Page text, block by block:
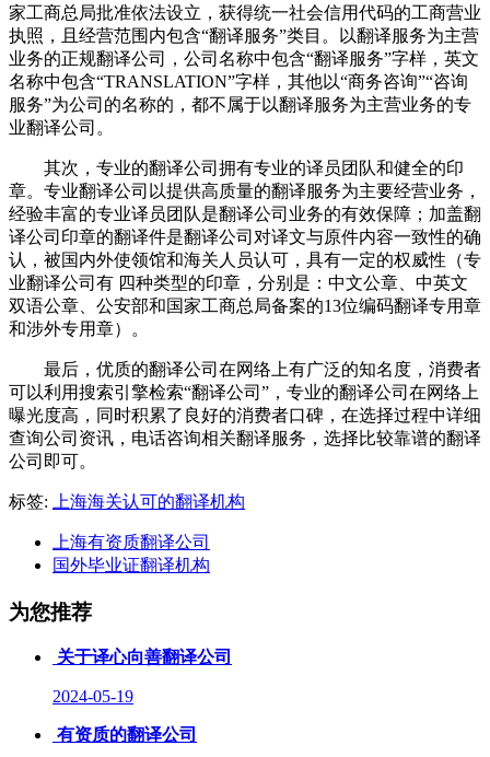
家工商总局批准依法设立，获得统一社会信用代码的工商营业
执照，且经营范围内包含“翻译服务”类目。以翻译服务为主营
业务的正规翻译公司，公司名称中包含“翻译服务”字样，英文
名称中包含“TRANSLATION”字样，其他以“商务咨询”“咨询
服务”为公司的名称的，都不属于以翻译服务为主营业务的专
业翻译公司。
其次，专业的翻译公司拥有专业的译员团队和健全的印
章。专业翻译公司以提供高质量的翻译服务为主要经营业务，
经验丰富的专业译员团队是翻译公司业务的有效保障；加盖翻
译公司印章的翻译件是翻译公司对译文与原件内容一致性的确
认，被国内外使领馆和海关人员认可，具有一定的权威性（专
业翻译公司有 四种类型的印章，分别是：中文公章、中英文
双语公章、公安部和国家工商总局备案的13位编码翻译专用章
和涉外专用章）。
最后，优质的翻译公司在网络上有广泛的知名度，消费者
可以利用搜索引擎检索“翻译公司”，专业的翻译公司在网络上
曝光度高，同时积累了良好的消费者口碑，在选择过程中详细
查询公司资讯，电话咨询相关翻译服务，选择比较靠谱的翻译
公司即可。
标签: 上海海关认可的翻译机构
上海有资质翻译公司
国外毕业证翻译机构
为您推荐
关于译心向善翻译公司
2024-05-19
有资质的翻译公司